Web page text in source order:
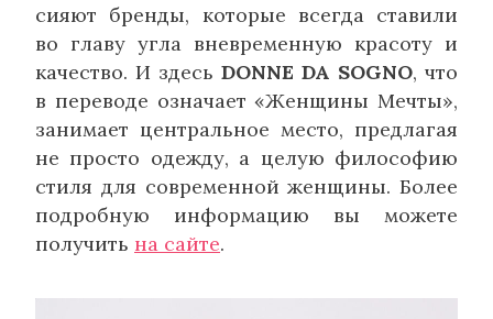
сияют бренды, которые всегда ставили
во главу угла вневременную красоту и
качество. И здесь DONNE DA SOGNO, что
в переводе означает «Женщины Мечты»,
занимает центральное место, предлагая
не просто одежду, а целую философию
стиля для современной женщины. Более
подробную информацию вы можете
получить на сайте.